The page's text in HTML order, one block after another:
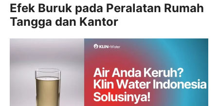
Efek Buruk pada Peralatan Rumah
Tangga dan Kantor